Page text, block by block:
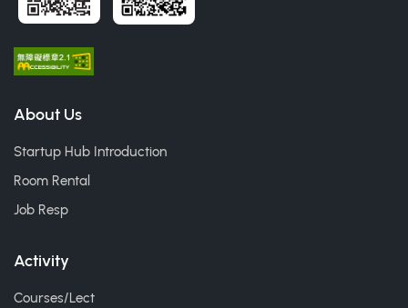
About Us
Startup Hub Introduction
Room Rental
Job Resp
Activity
Courses/Lect